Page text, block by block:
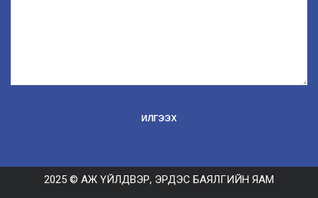
2025 © АЖ ҮЙЛДВЭР, ЭРДЭС БАЯЛГИЙН ЯАМ